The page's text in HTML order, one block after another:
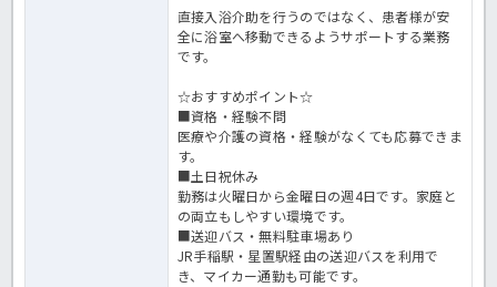
直接入浴介助を行うのではなく、患者様が安
全に浴室へ移動できるようサポートする業務
です。
☆おすすめポイント☆
■資格・経験不問
医療や介護の資格・経験がなくても応募できま
す。
■土日祝休み
勤務は火曜日から金曜日の週4日です。家庭と
の両立もしやすい環境です。
■送迎バス・無料駐車場あり
JR手稲駅・星置駅経由の送迎バスを利用で
き、マイカー通勤も可能です。